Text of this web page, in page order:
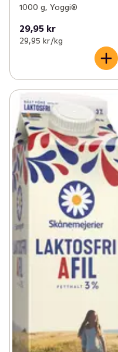
1000 g, Yoggi®
29,95 kr
29,95 kr /kg